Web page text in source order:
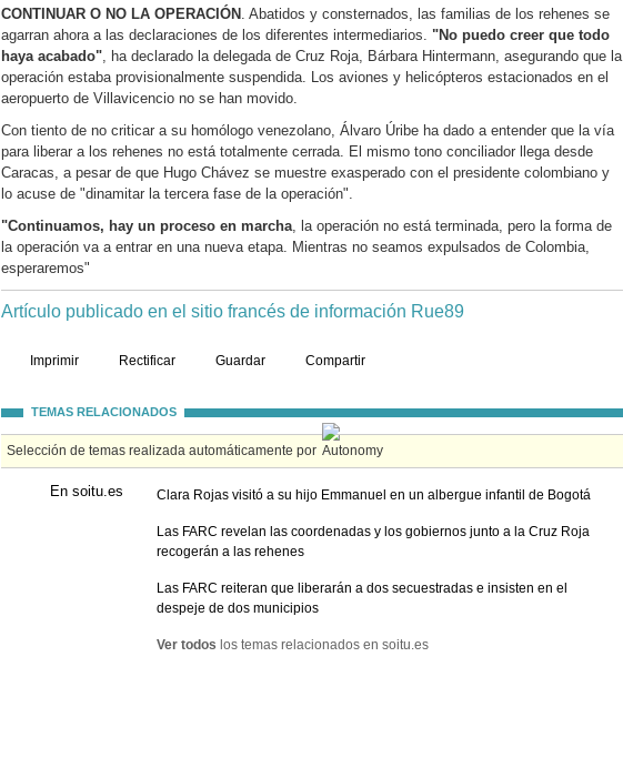
CONTINUAR O NO LA OPERACIÓN . Abatidos y consternados, las familias de los rehenes se
agarran ahora a las declaraciones de los diferentes intermediarios. "No puedo creer que todo
haya acabado", ha declarado la delegada de Cruz Roja, Bárbara Hintermann, asegurando que la
operación estaba provisionalmente suspendida. Los aviones y helicópteros estacionados en el
aeropuerto de Villavicencio no se han movido.
Con tiento de no criticar a su homólogo venezolano, Álvaro Úribe ha dado a entender que la vía
para liberar a los rehenes no está totalmente cerrada. El mismo tono conciliador llega desde
Caracas, a pesar de que Hugo Chávez se muestre exasperado con el presidente colombiano y
lo acuse de "dinamitar la tercera fase de la operación".
"Continuamos, hay un proceso en marcha, la operación no está terminada, pero la forma de
la operación va a entrar en una nueva etapa. Mientras no seamos expulsados de Colombia,
esperaremos"
Artículo publicado en el sitio francés de información Rue89
Imprimir Rectificar Guardar Compartir
TEMAS RELACIONADOS
Selección de temas realizada automáticamente por
En soitu.es Clara Rojas visitó a su hijo Emmanuel en un albergue infantil de Bogotá
Las FARC revelan las coordenadas y los gobiernos junto a la Cruz Roja
recogerán a las rehenes
Las FARC reiteran que liberarán a dos secuestradas e insisten en el
despeje de dos municipios
Ver todos los temas relacionados en soitu.es